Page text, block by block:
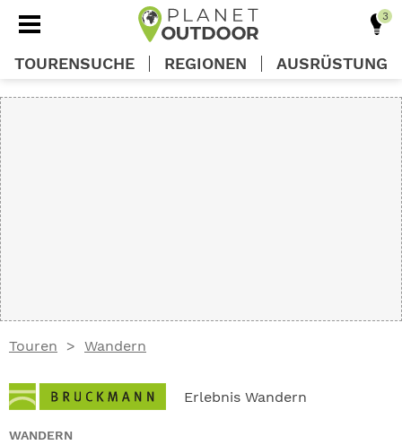
Touren Wandern
Erlebnis Wandern
WANDERN
TOURENSUCHE REGIONEN AUSRÜSTUNG
ABO